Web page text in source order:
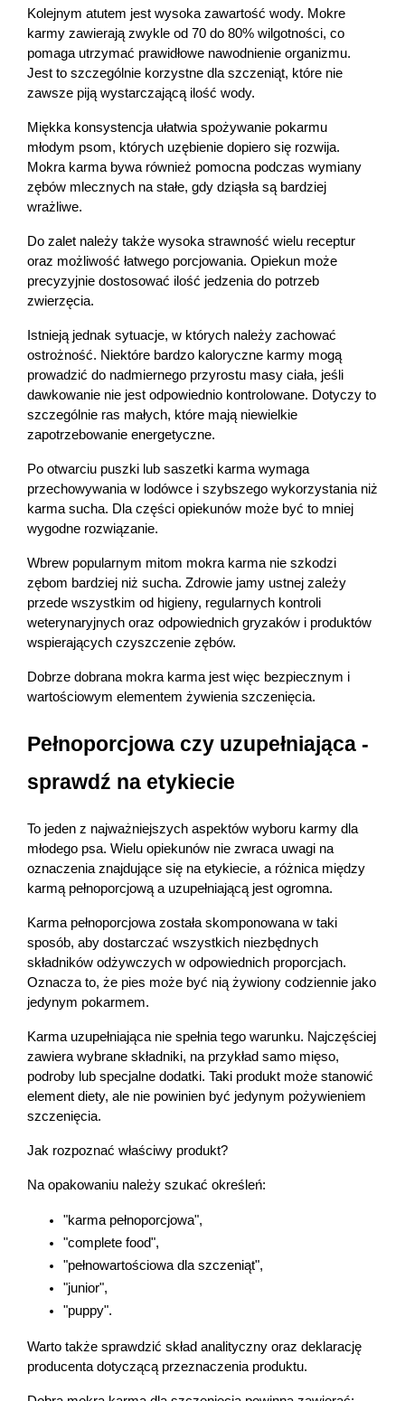
Kolejnym atutem jest wysoka zawartość wody. Mokre
karmy zawierają zwykle od 70 do 80% wilgotności, co
pomaga utrzymać prawidłowe nawodnienie organizmu.
Jest to szczególnie korzystne dla szczeniąt, które nie
zawsze piją wystarczającą ilość wody.
Miękka konsystencja ułatwia spożywanie pokarmu
młodym psom, których uzębienie dopiero się rozwija.
Mokra karma bywa również pomocna podczas wymiany
zębów mlecznych na stałe, gdy dziąsła są bardziej
wrażliwe.
Do zalet należy także wysoka strawność wielu receptur
oraz możliwość łatwego porcjowania. Opiekun może
precyzyjnie dostosować ilość jedzenia do potrzeb
zwierzęcia.
Istnieją jednak sytuacje, w których należy zachować
ostrożność. Niektóre bardzo kaloryczne karmy mogą
prowadzić do nadmiernego przyrostu masy ciała, jeśli
dawkowanie nie jest odpowiednio kontrolowane. Dotyczy to
szczególnie ras małych, które mają niewielkie
zapotrzebowanie energetyczne.
Po otwarciu puszki lub saszetki karma wymaga
przechowywania w lodówce i szybszego wykorzystania niż
karma sucha. Dla części opiekunów może być to mniej
wygodne rozwiązanie.
Wbrew popularnym mitom mokra karma nie szkodzi
zębom bardziej niż sucha. Zdrowie jamy ustnej zależy
przede wszystkim od higieny, regularnych kontroli
weterynaryjnych oraz odpowiednich gryzaków i produktów
wspierających czyszczenie zębów.
Dobrze dobrana mokra karma jest więc bezpiecznym i
wartościowym elementem żywienia szczenięcia.
Pełnoporcjowa czy uzupełniająca -
sprawdź na etykiecie
To jeden z najważniejszych aspektów wyboru karmy dla
młodego psa. Wielu opiekunów nie zwraca uwagi na
oznaczenia znajdujące się na etykiecie, a różnica między
karmą pełnoporcjową a uzupełniającą jest ogromna.
Karma pełnoporcjowa została skomponowana w taki
sposób, aby dostarczać wszystkich niezbędnych
składników odżywczych w odpowiednich proporcjach.
Oznacza to, że pies może być nią żywiony codziennie jako
jedynym pokarmem.
Karma uzupełniająca nie spełnia tego warunku. Najczęściej
zawiera wybrane składniki, na przykład samo mięso,
podroby lub specjalne dodatki. Taki produkt może stanowić
element diety, ale nie powinien być jedynym pożywieniem
szczenięcia.
Jak rozpoznać właściwy produkt?
Na opakowaniu należy szukać określeń:
"karma pełnoporcjowa",
"complete food",
"pełnowartościowa dla szczeniąt",
"junior",
"puppy".
Warto także sprawdzić skład analityczny oraz deklarację
producenta dotyczącą przeznaczenia produktu.